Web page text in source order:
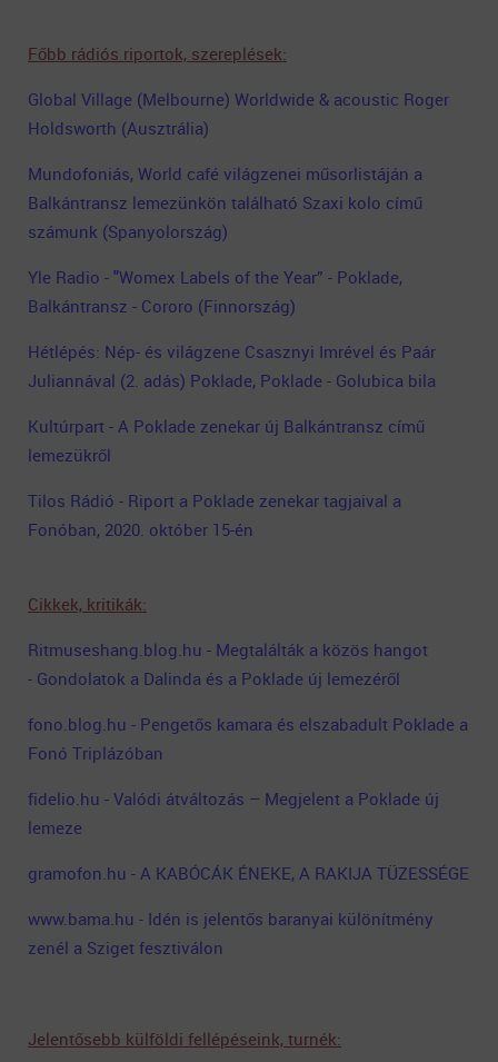
Főbb rádiós riportok, szereplések:
Global Village (Melbourne) Worldwide & acoustic Roger
Holdsworth (Ausztrália)
Mundofoniás, World café világzenei műsorlistáján a
Balkántransz lemezünkön található Szaxi kolo című
számunk (Spanyolország)
Yle Radio - "Womex Labels of the Year” - Poklade,
Balkántransz - Cororo (Finnország)
Hétlépés: Nép- és világzene Csasznyi Imrével és Paár
Juliannával (2. adás) Poklade, Poklade - Golubica bila
Kultúrpart - A Poklade zenekar új Balkántransz című
lemezükről
Tilos Rádió - Riport a Poklade zenekar tagjaival a
Fonóban, 2020. október 15-én
Cikkek, kritikák:
Ritmuseshang.blog.hu - Megtalálták a közös hangot
- Gondolatok a Dalinda és a Poklade új lemezéről
fono.blog.hu - Pengetős kamara és elszabadult Poklade a
Fonó Triplázóban
fidelio.hu - Valódi átváltozás – Megjelent a Poklade új
lemeze
gramofon.hu - A KABÓCÁK ÉNEKE, A RAKIJA TÜZESSÉGE
www.bama.hu - Idén is jelentős baranyai különítmény
zenél a Sziget fesztiválon
Jelentősebb külföldi fellépéseink, turnék: